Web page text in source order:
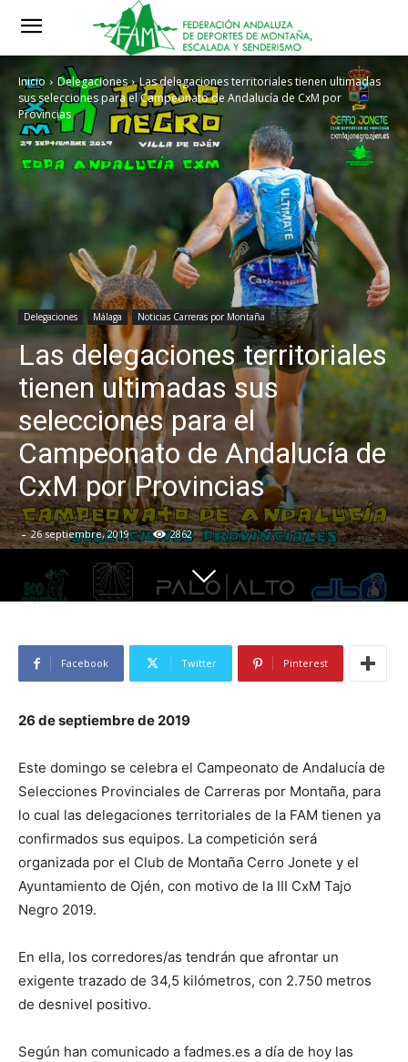
Inicio Delegaciones
Las delegaciones territoriales tienen ultimadas
sus selecciones para el Campeonato de Andalucía de CxM por
Provincias
Delegaciones Málaga Noticias Carreras por Montaña
Las delegaciones territoriales
tienen ultimadas sus
selecciones para el
Campeonato de Andalucía de
CxM por Provincias
- 26 septiembre, 2019 2862
Facebook Twitter Pinterest
26 de septiembre de 2019
Este domingo se celebra el Campeonato de Andalucía de
Selecciones Provinciales de Carreras por Montaña, para
lo cual las delegaciones territoriales de la FAM tienen ya
confirmados sus equipos. La competición será
organizada por el Club de Montaña Cerro Jonete y el
Ayuntamiento de Ojén, con motivo de la III CxM Tajo
Negro 2019.
En ella, los corredores/as tendrán que afrontar un
exigente trazado de 34,5 kilómetros, con 2.750 metros
de desnivel positivo.
Según han comunicado a fadmes.es a día de hoy las